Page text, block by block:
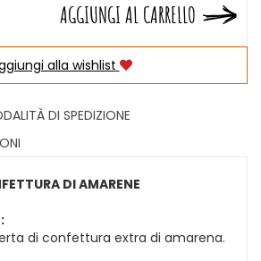
AGGIUNGI AL CARRELLO
alla wishlist
DI SPEDIZIONE
DI AMARENE
di confettura extra di amarena.